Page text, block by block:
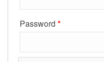
Password *